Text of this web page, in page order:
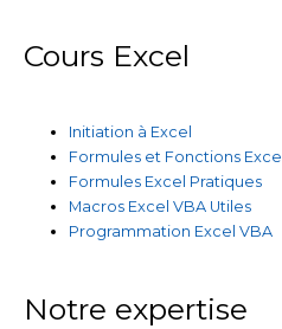
Cours Excel
Initiation à Excel
Formules et Fonctions Excel
Formules Excel Pratiques
Macros Excel VBA Utiles
Programmation Excel VBA
Notre expertise